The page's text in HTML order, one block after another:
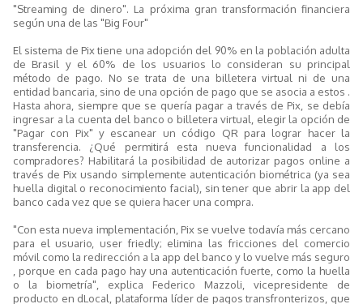
"Streaming de dinero". La próxima gran transformación financiera
según una de las "Big Four"
El sistema de Pix tiene una adopción del 90% en la población adulta
de Brasil y el 60% de los usuarios lo consideran su principal
método de pago. No se trata de una billetera virtual ni de una
entidad bancaria, sino de una opción de pago que se asocia a estos .
Hasta ahora, siempre que se quería pagar a través de Pix, se debía
ingresar a la cuenta del banco o billetera virtual, elegir la opción de
"Pagar con Pix" y escanear un código QR para lograr hacer la
transferencia. ¿Qué permitirá esta nueva funcionalidad a los
compradores? Habilitará la posibilidad de autorizar pagos online a
través de Pix usando simplemente autenticación biométrica (ya sea
huella digital o reconocimiento facial), sin tener que abrir la app del
banco cada vez que se quiera hacer una compra.
"Con esta nueva implementación, Pix se vuelve todavía más cercano
para el usuario, user friedly; elimina las fricciones del comercio
móvil como la redirección a la app del banco y lo vuelve más seguro
, porque en cada pago hay una autenticación fuerte, como la huella
o la biometría", explica Federico Mazzoli, vicepresidente de
producto en dLocal, plataforma líder de pagos transfronterizos, que